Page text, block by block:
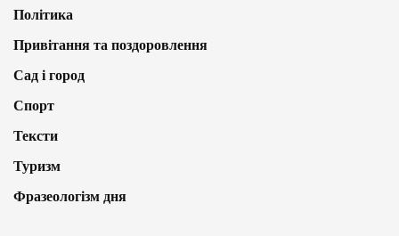
Політика
Привітання та поздоровлення
Сад і город
Спорт
Тексти
Туризм
Фразеологізм дня